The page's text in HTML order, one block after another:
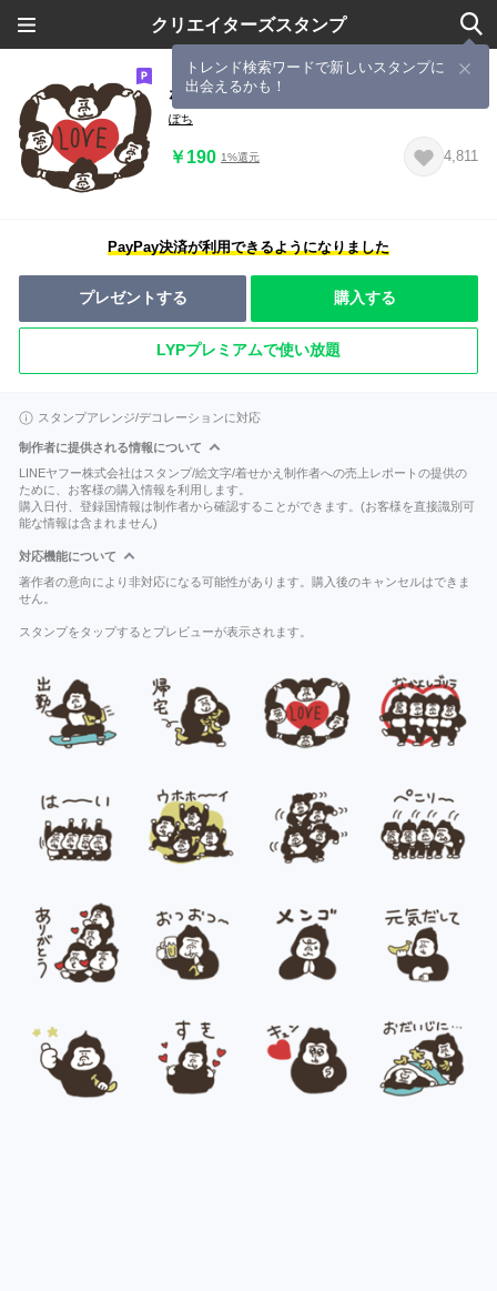
クリエイターズスタンプ
トレンド検索ワードで新しいスタンプに
出会えるかも！
なかよし愉快なゴリラ
ぽち
￥190 1%還元 4,811
PayPay決済が利用できるようになりました
プレゼントする 購入する
LYPプレミアムで使い放題
スタンプアレンジ/デコレーションに対応
制作者に提供される情報について
LINEヤフー株式会社はスタンプ/絵文字/着せかえ制作者への売上レポートの提供の
ために、お客様の購入情報を利用します。
購入日付、登録国情報は制作者から確認することができます。(お客様を直接識別可
能な情報は含まれません)
対応機能について
著作者の意向により非対応になる可能性があります。購入後のキャンセルはできま
せん。
スタンプをタップするとプレビューが表示されます。